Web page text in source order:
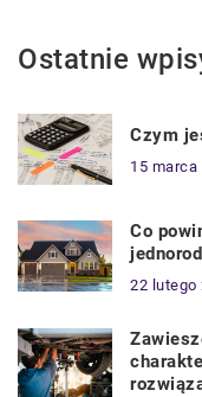
Ostatnie
Czym
15 marca
Co
22 lutego